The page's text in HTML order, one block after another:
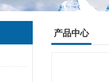
产品中心